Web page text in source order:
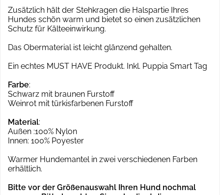
Zusätzlich hält der Stehkragen die Halspartie Ihres
Hundes schön warm und bietet so einen zusätzlichen
Schutz für Kälteeinwirkung.
Das Obermaterial ist leicht glänzend gehalten.
Ein echtes MUST HAVE Produkt. Inkl. Puppia Smart Tag
Farbe:
Schwarz mit braunen Furstoff
Weinrot mit türkisfarbenen Furstoff
Material:
Außen :100% Nylon
Innen: 100% Poyester
Warmer Hundemantel in zwei verschiedenen Farben
erhältlich.
Bitte vor der Größenauswahl Ihren Hund nochmal